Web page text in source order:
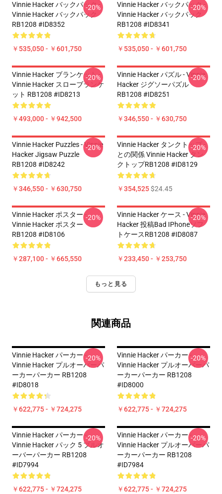
Vinnie Hacker バックパック -
Vinnie Hacker バックパック
RB1208 #ID8352
￥535,050 - ￥601,750
-20%
Vinnie Hacker バックパック -
Vinnie Hacker バックパック
RB1208 #ID8341
￥535,050 - ￥601,750
-20%
Vinnie Hacker ブランケット -
Vinnie Hacker スローブランケ
ット RB1208 #ID8213
￥493,000 - ￥942,500
-20%
Vinnie Hacker パズル - Vinnie
Hacker ジグソーパズル
RB1208 #ID8251
￥346,550 - ￥630,750
-20%
Vinnie Hacker Puzzles - Vinnie
Hacker Jigsaw Puzzle
RB1208 #ID8242
￥346,550 - ￥630,750
-20%
Vinnie Hacker タンクトップ -
との関係 Vinnie Hacker タン
クトップRB1208 #ID8129
￥354,525$24.45
-20%
Vinnie Hacker ポスター -
Vinnie Hacker ポスター
RB1208 #ID8106
￥287,100 - ￥665,550
-20%
Vinnie Hacker ケース - Vinnie
Hacker 投稿bad IPhoneソフ
トケースRB1208 #ID8087
￥233,450 - ￥253,750
-20%
もっと見る
関連商品
Vinnie Hacker パーカー -
Vinnie Hacker プルオーバーパ
ーカーパーカー RB1208
#ID8018
￥622,775 - ￥724,275
-20%
Vinnie Hacker パーカー -
Vinnie Hacker プルオーバーパ
ーカーパーカー RB1208
#ID8000
￥622,775 - ￥724,275
-20%
Vinnie Hacker パーカー -
Vinnie Hacker パック 5 プルオ
ーバーパーカー RB1208
#ID7994
￥622,775 - ￥724,275
-20%
Vinnie Hacker パーカー -
Vinnie Hacker プルオーバーパ
ーカーパーカー RB1208
#ID7984
￥622,775 - ￥724,275
-20%